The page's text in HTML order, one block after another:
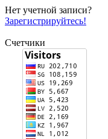
Нет учетной записи?
Зарегистрируйтесь!
Счетчики